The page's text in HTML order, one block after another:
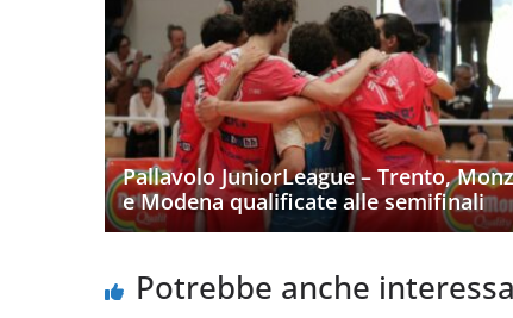
Pallavolo JuniorLeague – Trento,
e Modena qualificate alle semifinali
Potrebbe anche